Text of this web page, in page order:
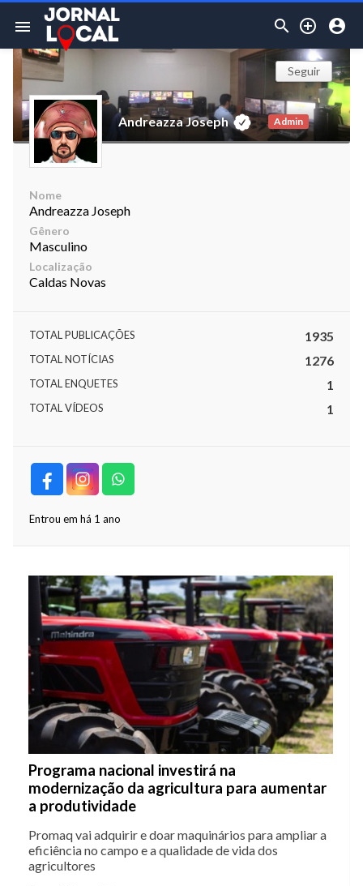
menu   
Andreazza Joseph Admin
Seguir
Nome
Andreazza Joseph
Gênero
Masculino
Localização
Caldas Novas
TOTAL PUBLICAÇÕES 1935
TOTAL NOTÍCIAS 1276
TOTAL ENQUETES 1
TOTAL VÍDEOS 1
Entrou em há 1 ano
Programa nacional investirá na
modernização da agricultura para aumentar
a produtividade
Promaq vai adquirir e doar maquinários para ampliar a
eficiência no campo e a qualidade de vida dos
agricultores